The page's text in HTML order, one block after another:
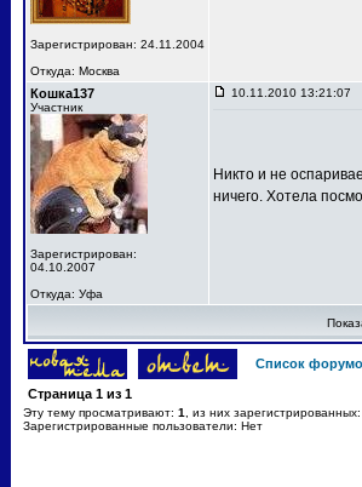
Зарегистрирован: 24.11.2004
Откуда: Москва
Кошка137
Участник
Зарегистрирован:
04.10.2007
Откуда: Уфа
10.11.2010 13:21:07
Никто и не
ничего. Хотела
Список
Страница 1 из 1
Эту тему просматривают: 1
, из них
Зарегистрированные пользователи: Нет